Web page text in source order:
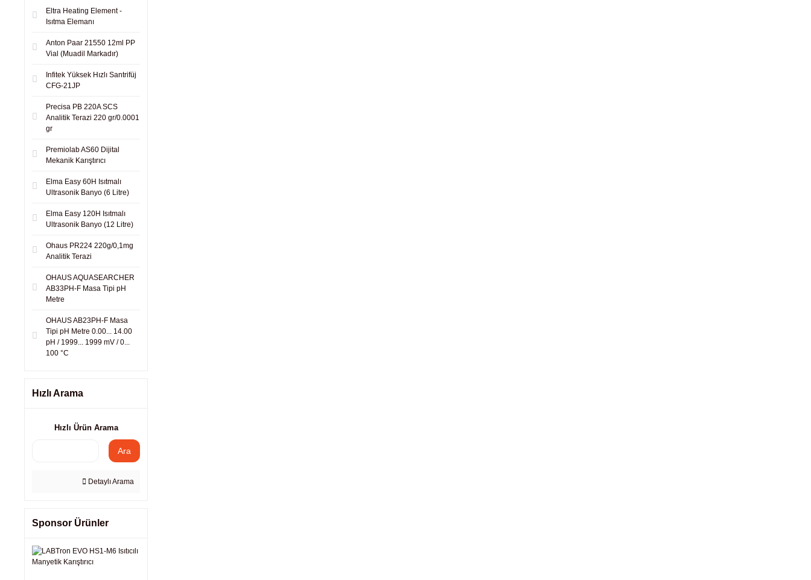
Eltra Heating Element -
Isıtma Elemanı
Anton Paar 21550 12ml PP
Vial (Muadil Markadır)
Infitek Yüksek Hızlı Santrifüj
CFG-21JP
Precisa PB 220A SCS
Analitik Terazi 220 gr/0.0001
gr
Premiolab AS60 Dijital
Mekanik Karıştırıcı
Elma Easy 60H Isıtmalı
Ultrasonik Banyo (6 Litre)
Elma Easy 120H Isıtmalı
Ultrasonik Banyo (12 Litre)
Ohaus PR224 220g/0,1mg
Analitik Terazi
OHAUS AQUASEARCHER
AB33PH-F Masa Tipi pH
Metre
OHAUS AB23PH-F Masa
Tipi pH Metre 0.00... 14.00
pH / 1999... 1999 mV / 0...
100 °C
Hızlı Arama
Hızlı Ürün Arama
Ara
Detaylı Arama
Sponsor Ürünler